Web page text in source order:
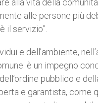
alla vita della
alle persone più
il servizio”.
e dell’ambiente,
è un impegno
pubblico e
e garantista, come